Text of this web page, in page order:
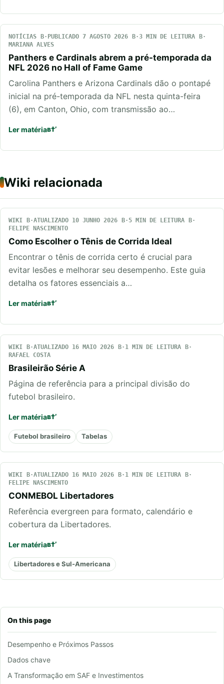
On this page
Desempenho e Próximos Passos
Dados chave
A Transformação em SAF e Investimentos
NOTÍCIAS PUBLICADO 7 AGOSTO 2026
3 MIN DE LEITURA
MARIANA ALVES
Panthers e Cardinals abrem a pré-temporada da
NFL 2026 no Hall of Fame Game
Carolina Panthers e Arizona Cardinals dão o pontapé
inicial na pré-temporada da NFL nesta quinta-feira
(6), em Canton, Ohio, com transmissão ao…
Ler matéria
Wiki relacionada
WIKI ATUALIZADO 10 JUNHO 2026
5 MIN DE LEITURA
FELIPE NASCIMENTO
Como Escolher o Tênis de Corrida Ideal
Encontrar o tênis de corrida certo é crucial para
evitar lesões e melhorar seu desempenho. Este guia
detalha os fatores essenciais a…
Ler matéria
WIKI ATUALIZADO 16 MAIO 2026
1 MIN DE LEITURA
RAFAEL COSTA
Brasileirão Série A
Página de referência para a principal divisão do
futebol brasileiro.
Ler matéria
Futebol brasileiro Tabelas
WIKI ATUALIZADO 16 MAIO 2026
1 MIN DE LEITURA
FELIPE NASCIMENTO
CONMEBOL Libertadores
Referência evergreen para formato, calendário e
cobertura da Libertadores.
Ler matéria
Libertadores e Sul-Americana